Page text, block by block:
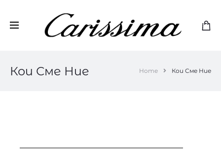
Кои Сме Ние Home Кои Сме Ние